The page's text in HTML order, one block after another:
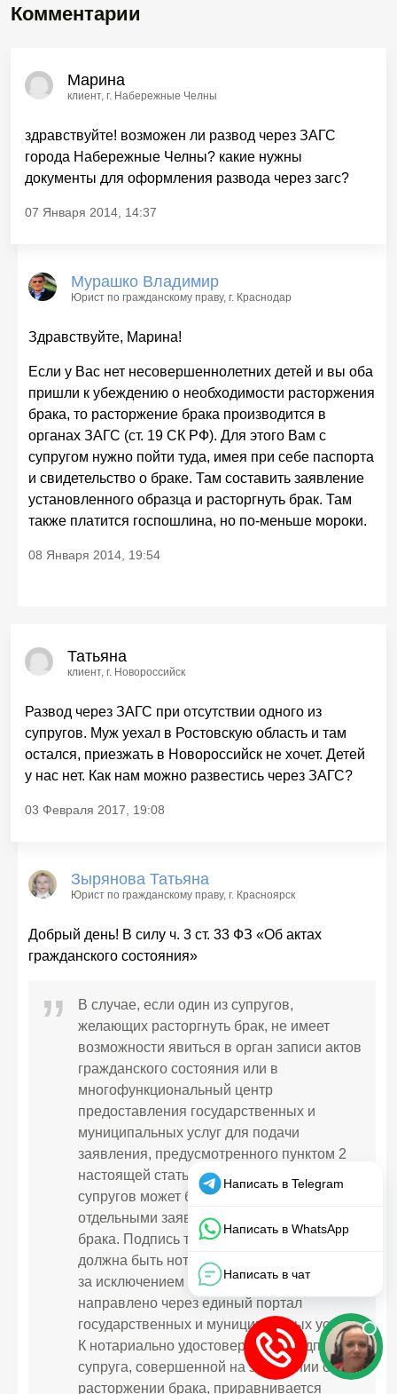
Комментарии
Марина
клиент, г. Набережные Челны
здравствуйте! возможен ли развод через ЗАГС
города Набережные Челны? какие нужны
документы для оформления развода через загс?
07 Января 2014, 14:37
Мурашко Владимир
Юрист по гражданскому праву, г. Краснодар
Здравствуйте, Марина!
Если у Вас нет несовершеннолетних детей и вы оба
пришли к убеждению о необходимости расторжения
брака, то расторжение брака производится в
органах ЗАГС (ст. 19 СК РФ). Для этого Вам с
супругом нужно пойти туда, имея при себе паспорта
и свидетельство о браке. Там составить заявление
установленного образца и расторгнуть брак. Там
также платится госпошлина, но по-меньше мороки.
08 Января 2014, 19:54
Татьяна
клиент, г. Новороссийск
Развод через ЗАГС при отсутствии одного из
супругов. Муж уехал в Ростовскую область и там
остался, приезжать в Новороссийск не хочет. Детей
у нас нет. Как нам можно развестись через ЗАГС?
03 Февраля 2017, 19:08
Зырянова Татьяна
Юрист по гражданскому праву, г. Красноярск
Добрый день! В силу ч. 3 ст. 33 ФЗ «Об актах
гражданского состояния»
В случае, если один из супругов,
желающих расторгнуть брак, не имеет
возможности явиться в орган записи актов
гражданского состояния или в
многофункциональный центр
предоставления государственных и
муниципальных услуг для подачи
заявления, предусмотренного пунктом 2
настоящей статьи, волеизъявление
супругов может быть оформлено
отдельными заявлениями о расторжении
брака. Подпись такого заявления супруга
должна быть нотариально удостоверена,
за исключением случая, если заявление
направлено через единый портал
государственных и муниципальных услуг.
К нотариально удостоверенной подписи
супруга, совершенной на заявлении о
расторжении брака, приравнивается